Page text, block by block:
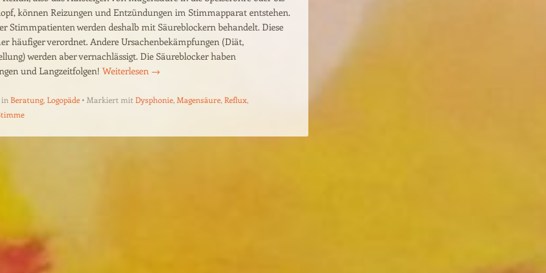
können Reizungen und Entzündungen im Stimmapparat entstehen.
Stimmpatienten werden deshalb mit Säureblockern behandelt. Diese
häufiger verordnet. Andere Ursachenbekämpfungen (Diät,
werden aber vernachlässigt. Die Säureblocker haben
und Langzeitfolgen! Weiterlesen →
Beratung, Logopäde Markiert mit Dysphonie, Magensäure, Reflux,